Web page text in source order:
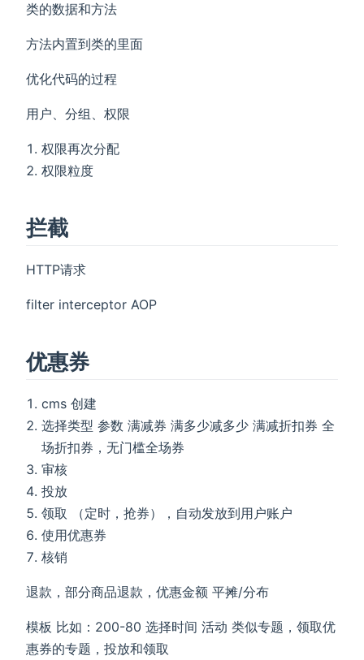
类的数据和方法
方法内置到类的里面
优化代码的过程
用户、分组、权限
权限再次分配
权限粒度
拦截
HTTP请求
filter interceptor AOP
优惠券
cms 创建
选择类型 参数 满减券 满多少减多少 满减折扣券 全
场折扣券，无门槛全场券
审核
投放
领取 （定时，抢券），自动发放到用户账户
使用优惠券
核销
退款，部分商品退款，优惠金额 平摊/分布
模板 比如：200-80 选择时间 活动 类似专题，领取优
惠券的专题，投放和领取